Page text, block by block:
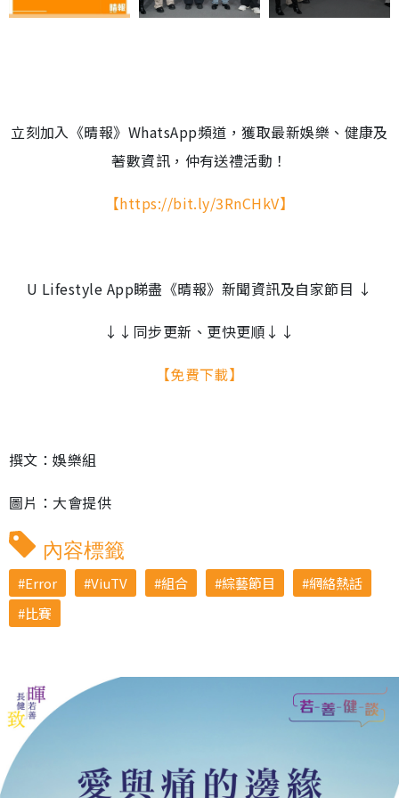
立刻加入《晴報》WhatsApp頻道，獲取最新娛樂、健康及
著數資訊，仲有送禮活動！
【https://bit.ly/3RnCHkV】
U Lifestyle App睇盡《晴報》新聞資訊及自家節目 ↓
↓↓同步更新、更快更順↓↓
【免費下載】
撰文：娛樂組
圖片：大會提供
內容標籤
Error ViuTV 組合 綜藝節目
網絡熱話
比賽